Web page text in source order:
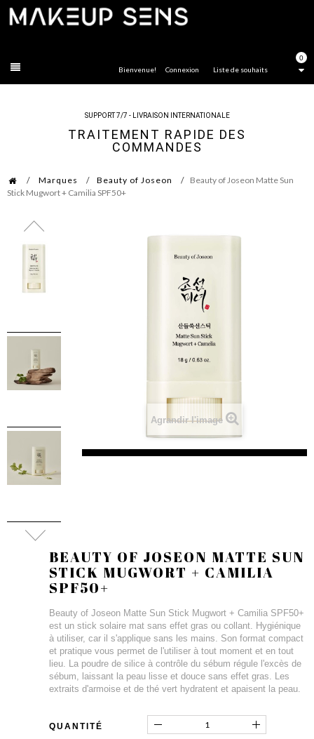
0
Liste de souhaits
Bienvenue! Connexion
SUPPORT 7/7 - LIVRAISON INTERNATIONALE
TRAITEMENT RAPIDE DES
COMMANDES
Marques Beauty of Joseon
Beauty of Joseon Matte Sun
Stick Mugwort + Camilia SPF50+
Agrandir l'image
BEAUTY OF JOSEON MATTE SUN
STICK MUGWORT + CAMILIA
SPF50+
Beauty of Joseon Matte Sun Stick Mugwort + Camilia SPF50+
est un stick solaire mat sans effet gras ou collant. Hygiénique
à utiliser, car il s'applique sans les mains. Son format compact
et pratique vous permet de l'utiliser à tout moment et en tout
lieu. La poudre de silice à contrôle du sébum régule l'excès de
sébum, laissant la peau lisse et douce sans effet gras. Les
extraits d'armoise et de thé vert hydratent et apaisent la peau.
QUANTITÉ